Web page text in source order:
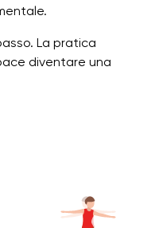
La pratica
diventare una